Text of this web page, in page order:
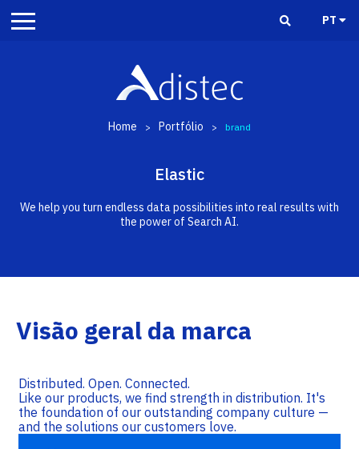
PT
Home > Portfólio > brand
Elastic
We help you turn endless data possibilities into real results with
the power of Search AI.
Visão geral da marca
Distributed. Open. Connected.
Like our products, we find strength in distribution. It's
the foundation of our outstanding company culture —
and the solutions our customers love.